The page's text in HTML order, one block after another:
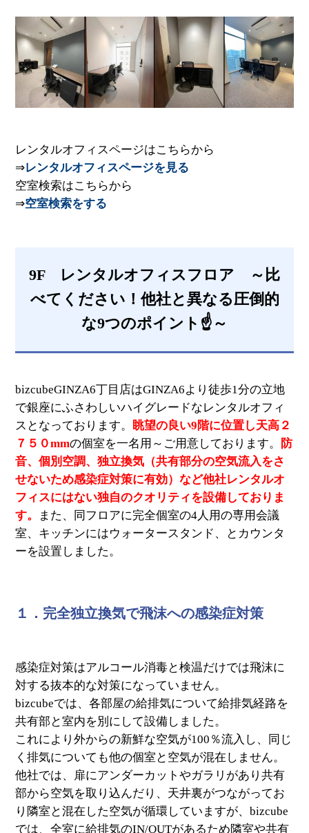
レンタルオフィスページはこちらから
⇒レンタルオフィスページを見る
空室検索はこちらから
⇒空室検索をする
9F レンタルオフィスフロア ～比
べてください！他社と異なる圧倒的
な9つのポイント☝～
bizcubeGINZA6丁目店はGINZA6より徒歩1分の立地
で銀座にふさわしいハイグレードなレンタルオフィ
スとなっております。 眺望の良い9階に位置し天高２
７５０mmの個室を一名用～ご用意しております。
防
音、個別空調、独立換気（共有部分の空気流入をさ
せないため感染症対策に有効）など他社レンタルオ
フィスにはない独自のクオリティを設備しておりま
す。
また、同フロアに完全個室の4人用の専用会議
室、キッチンにはウォータースタンド、とカウンタ
ーを設置しました。
１．完全独立換気で飛沫への感染症対策
感染症対策はアルコール消毒と検温だけでは飛沫に
対する抜本的な対策になっていません。
bizcubeでは、各部屋の給排気について給排気経路を
共有部と室内を別にして設備しました。
これにより外からの新鮮な空気が100％流入し、同じ
く排気についても他の個室と空気が混在しません。
他社では、扉にアンダーカットやガラリがあり共有
部から空気を取り込んだり、天井裏がつながってお
り隣室と混在した空気が循環していますが、bizcube
では、全室に給排気のIN/OUTがあるため隣室や共有